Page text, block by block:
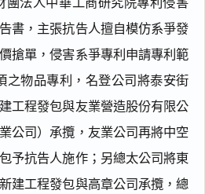
書，主張抗告人擅自模仿系爭發
搶單，侵害系爭專利申請專利範
之物品專利，名登公司將泰安街
工程發包與友業營造股份有限公
公司）承攬，友業公司再將中空
予抗告人施作；另總太公司將東
建工程發包與高章公司承攬，總